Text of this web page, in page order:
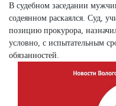
В судебном заседании
содеянном раскаялся. Суд,
позицию прокурора,
условно, с испытательным
обязанностей.